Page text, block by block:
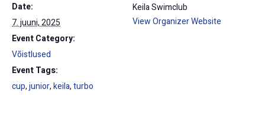
Date:
7. juuni, 2025
Event Category:
Võistlused
Event Tags:
cup,junior,keila,turbo
Keila Swimclub
View Organizer Website